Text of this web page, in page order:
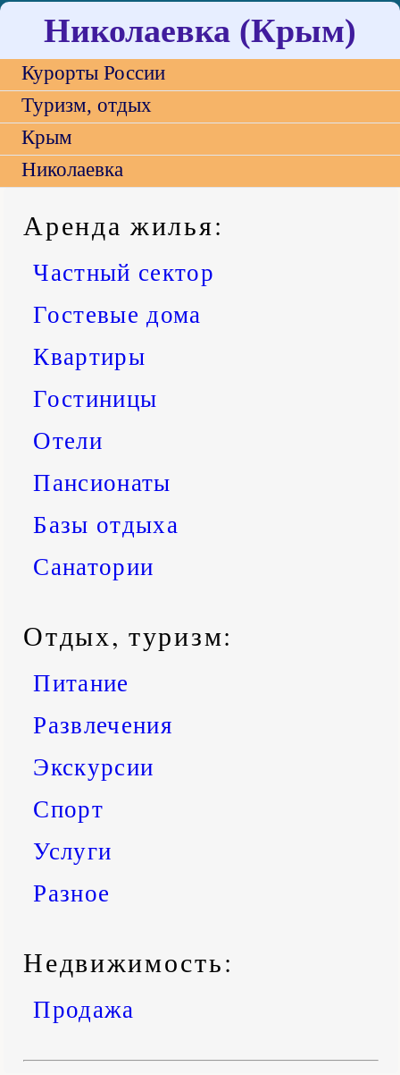
Николаевка (Крым)
Курорты России
Туризм, отдых
Крым
Николаевка
Аренда жилья:
Частный сектор
Гостевые дома
Квартиры
Гостиницы
Отели
Пансионаты
Базы отдыха
Санатории
Отдых, туризм:
Питание
Развлечения
Экскурсии
Спорт
Услуги
Разное
Недвижимость:
Продажа